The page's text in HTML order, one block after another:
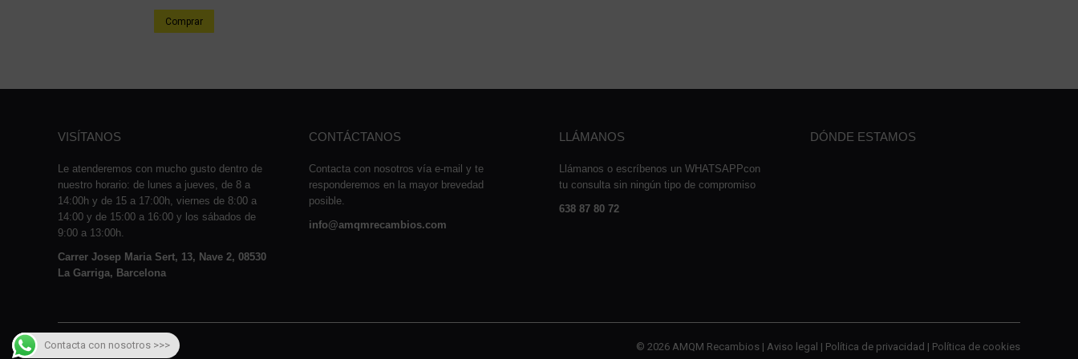
Comprar
VISÍTANOS
Le atenderemos con mucho gusto dentro de
nuestro horario: de lunes a jueves, de 8 a
14:00h y de 15 a 17:00h, viernes de 8:00 a
14:00 y de 15:00 a 16:00 y los sábados de
9:00 a 13:00h.
Carrer Josep Maria Sert, 13, Nave 2, 08530
La Garriga, Barcelona
CONTÁCTANOS
Contacta con nosotros vía e-mail y te
responderemos en la mayor brevedad
posible.
info@amqmrecambios.com
LLÁMANOS
Llámanos o escríbenos un WHATSAPPcon
tu consulta sin ningún tipo de compromiso
638 87 80 72
DÓNDE ESTAMOS
© 2026 AMQM Recambios | Aviso legal | Política de privacidad | Política de cookies
Contacta con nosotros >>>